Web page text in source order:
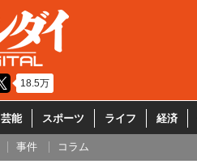
18.5万
芸能 スポーツ ライフ 経済
事件 コラム